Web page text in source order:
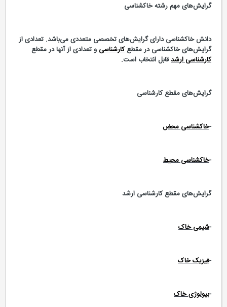
گرایش‌های مهم رشته خاکشناسی
دانش خاکشناسی دارای گرایش‌های تخصصی متعددی می‌‌باشد. تعدادی از
گرایش‌های خاکشناسی در مقطعکارشناسیو تعدادی از آنها در مقطع
کارشناسی ارشدقابل انتخاب است.
گرایش‌های مقطع کارشناسی
خاکشناسی محض
خاکشناسی محیط
گرایش‌های مقطع کارشناسی ارشد
شیمی خاک
فیزیک خاک
بیولوژی خاک